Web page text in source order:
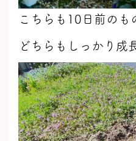
こちらも10日前のも
どちらもしっかり成